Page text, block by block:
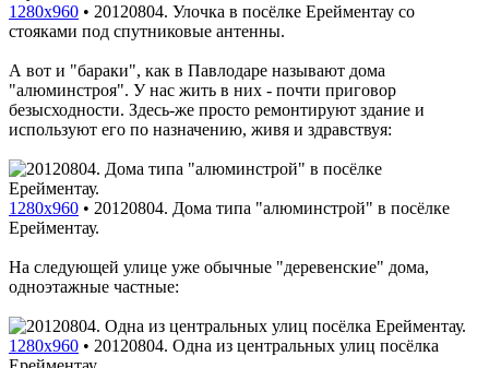
1280x960 • 20120804. Улочка в посёлке Ерейментау со
стояками под спутниковые антенны.
А вот и "бараки", как в Павлодаре называют дома
"алюминстроя". У нас жить в них - почти приговор
безысходности. Здесь-же просто ремонтируют здание и
используют его по назначению, живя и здравствуя:
1280x960 • 20120804. Дома типа "алюминстрой" в посёлке
Ерейментау.
На следующей улице уже обычные "деревенские" дома,
одноэтажные частные:
1280x960 • 20120804. Одна из центральных улиц посёлка